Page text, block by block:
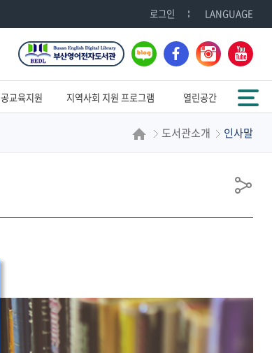
로그인 LANGUAGE
블
로
그
페
이
스
인
스
타
그
램
유
튜
브
공교육지원 지역사회 지원 프로그램 열린공간
전체메뉴
도서관소개 인사말
공